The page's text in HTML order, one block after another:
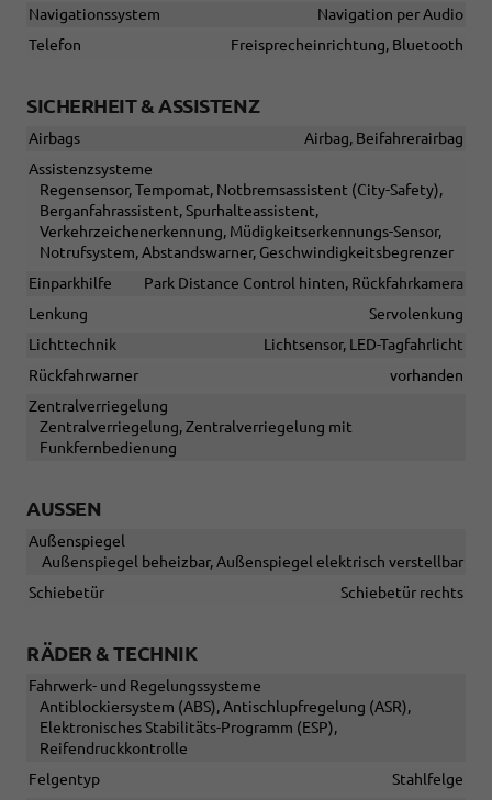
Navigationssystem
Navigation per Audio
Telefon
Freisprecheinrichtung, Bluetooth
SICHERHEIT & ASSISTENZ
Airbags
Airbag, Beifahrerairbag
Assistenzsysteme
Regensensor, Tempomat, Notbremsassistent (City-Safety),
Berganfahrassistent, Spurhalteassistent,
Verkehrzeichenerkennung, Müdigkeitserkennungs-Sensor,
Notrufsystem, Abstandswarner, Geschwindigkeitsbegrenzer
Einparkhilfe
Park Distance Control hinten, Rückfahrkamera
Lenkung
Servolenkung
Lichttechnik
Lichtsensor, LED-Tagfahrlicht
Rückfahrwarner
vorhanden
Zentralverriegelung
Zentralverriegelung, Zentralverriegelung mit
Funkfernbedienung
AUSSEN
Außenspiegel
Außenspiegel beheizbar, Außenspiegel elektrisch verstellbar
Schiebetür
Schiebetür rechts
RÄDER & TECHNIK
Fahrwerk- und Regelungssysteme
Antiblockiersystem (ABS), Antischlupfregelung (ASR),
Elektronisches Stabilitäts-Programm (ESP),
Reifendruckkontrolle
Felgentyp
Stahlfelge